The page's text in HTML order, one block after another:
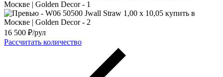
16 500 ₽/рул
Рассчитать количество